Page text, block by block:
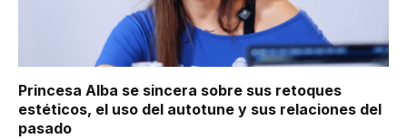
Princesa Alba se sincera sobre sus retoques
estéticos, el uso del autotune y sus relaciones del
pasado